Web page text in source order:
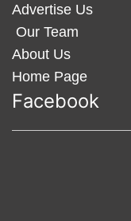
Advertise Us
Our Team
About Us
Home Page
Facebook